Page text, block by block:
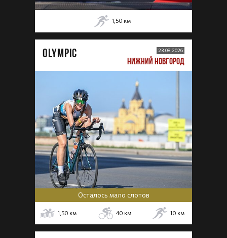
1,50 км
OLYMPIC 23.08.2026
НИЖНИЙ НОВГОРОД
Осталось мало слотов
1,50 км 40 км 10 км